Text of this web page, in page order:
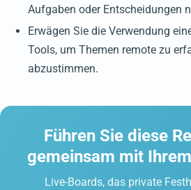
Aufgaben oder Entscheidungen
Erwägen Sie die Verwendung
Tools, um Themen remote zu
abzustimmen.
Führen Sie diese
gemeinsam mit
Live-Boards, das private